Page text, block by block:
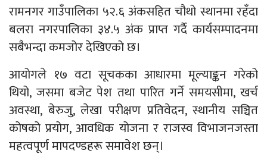
रामनगर गाउँपालिका ५२.६ अंकसहित चौथो स्थानमा रहँदा
बलरा नगरपालिका ३४.५ अंक प्राप्त गर्दै कार्यसम्पादनमा
सबैभन्दा कमजोर देखिएको छ।
आयोगले १७ वटा सूचकका आधारमा मूल्याङ्कन गरेको
थियो, जसमा बजेट पेश तथा पारित गर्ने समयसीमा, खर्च
अवस्था, बेरुजु, लेखा परीक्षण प्रतिवेदन, स्थानीय सञ्चित
कोषको प्रयोग, आवधिक योजना र राजस्व विभाजनजस्ता
महत्वपूर्ण मापदण्डहरू समावेश छन्।